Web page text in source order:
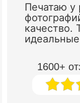
1600+
Печатаю у
качество.